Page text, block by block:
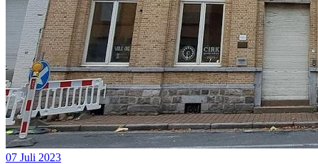
07 Juli 2023